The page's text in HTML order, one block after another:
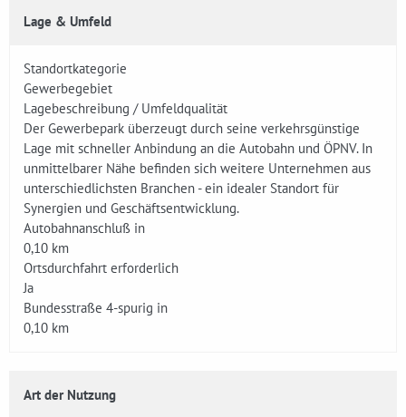
Lage & Umfeld
Standortkategorie
Gewerbegebiet
Lagebeschreibung / Umfeldqualität
Der Gewerbepark überzeugt durch seine verkehrsgünstige
Lage mit schneller Anbindung an die Autobahn und ÖPNV. In
unmittelbarer Nähe befinden sich weitere Unternehmen aus
unterschiedlichsten Branchen - ein idealer Standort für
Synergien und Geschäftsentwicklung.
Autobahnanschluß in
0,10 km
Ortsdurchfahrt erforderlich
Ja
Bundesstraße 4-spurig in
0,10 km
Art der Nutzung